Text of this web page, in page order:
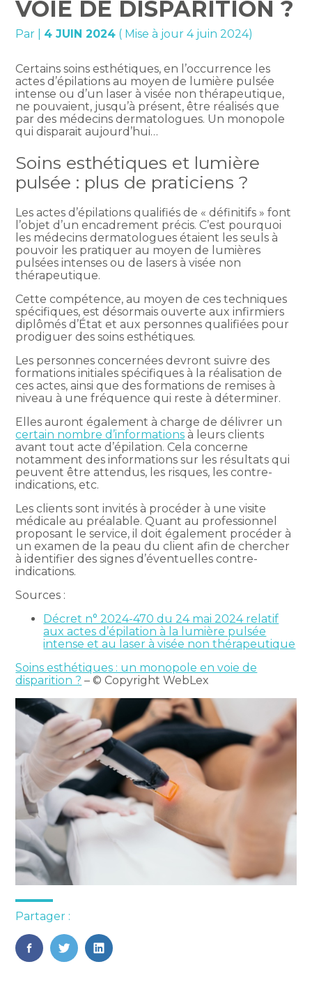
VOIE DE DISPARITION ?
Par 4 JUIN 2024 ( Mise à jour 4 juin 2024)
Certains soins esthétiques, en l’occurrence les
actes d’épilations au moyen de lumière pulsée
intense ou d’un laser à visée non thérapeutique,
ne pouvaient, jusqu’à présent, être réalisés que
par des médecins dermatologues. Un monopole
qui disparait aujourd’hui…
Soins esthétiques et lumière
pulsée : plus de praticiens ?
Les actes d’épilations qualifiés de « définitifs » font
l’objet d’un encadrement précis. C’est pourquoi
les médecins dermatologues étaient les seuls à
pouvoir les pratiquer au moyen de lumières
pulsées intenses ou de lasers à visée non
thérapeutique.
Cette compétence, au moyen de ces techniques
spécifiques, est désormais ouverte aux infirmiers
diplômés d’État et aux personnes qualifiées pour
prodiguer des soins esthétiques.
Les personnes concernées devront suivre des
formations initiales spécifiques à la réalisation de
ces actes, ainsi que des formations de remises à
niveau à une fréquence qui reste à déterminer.
Elles auront également à charge de délivrer un
certain nombre d’informations à leurs clients
avant tout acte d’épilation. Cela concerne
notamment des informations sur les résultats qui
peuvent être attendus, les risques, les contre-
indications, etc.
Les clients sont invités à procéder à une visite
médicale au préalable. Quant au professionnel
proposant le service, il doit également procéder à
un examen de la peau du client afin de chercher
à identifier des signes d’éventuelles contre-
indications.
Sources :
Décret n° 2024-470 du 24 mai 2024 relatif
aux actes d’épilation à la lumière pulsée
intense et au laser à visée non thérapeutique
Soins esthétiques : un monopole en voie de
disparition ? – © Copyright WebLex
Partager :
FaceBook
TwitterLinkedIn